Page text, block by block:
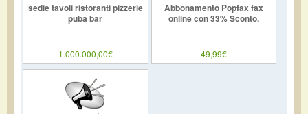
sedie tavoli ristoranti pizzerie
puba bar
1.000.000,00€
Abbonamento Popfax fax
online con 33% Sconto.
49,99€